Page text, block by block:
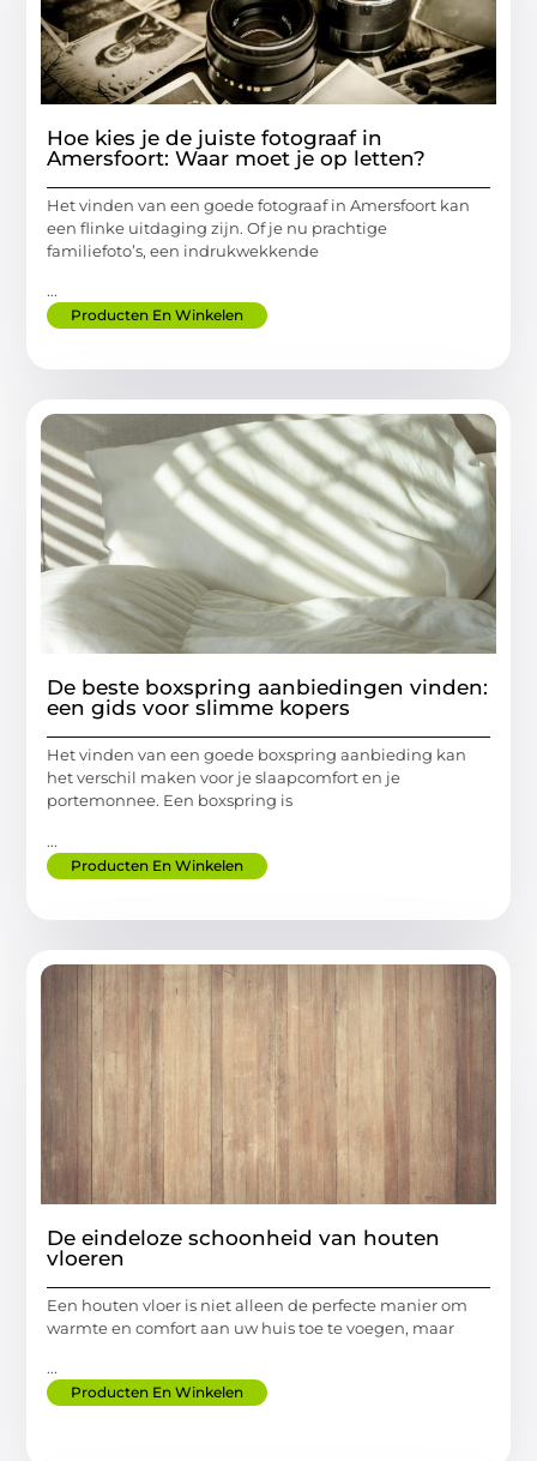
Hoe kies je de juiste fotograaf in
Amersfoort: Waar moet je op letten?
Het vinden van een goede fotograaf in Amersfoort kan
een flinke uitdaging zijn. Of je nu prachtige
familiefoto’s, een indrukwekkende
...
Producten En Winkelen
De beste boxspring aanbiedingen vinden:
een gids voor slimme kopers
Het vinden van een goede boxspring aanbieding kan
het verschil maken voor je slaapcomfort en je
portemonnee. Een boxspring is
...
Producten En Winkelen
De eindeloze schoonheid van houten
vloeren
Een houten vloer is niet alleen de perfecte manier om
warmte en comfort aan uw huis toe te voegen, maar
...
Producten En Winkelen